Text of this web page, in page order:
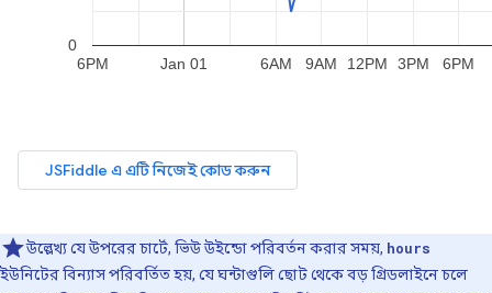
উল্লেখ্য যে উপরের চার্টে, ভিউ উইন্ডো পরিবর্তন করার সময়, hours
ইউনিটের বিন্যাস পরিবর্তিত হয়, যে ঘন্টাগুলি ছোট থেকে বড় গ্রিডলাইনে চলে